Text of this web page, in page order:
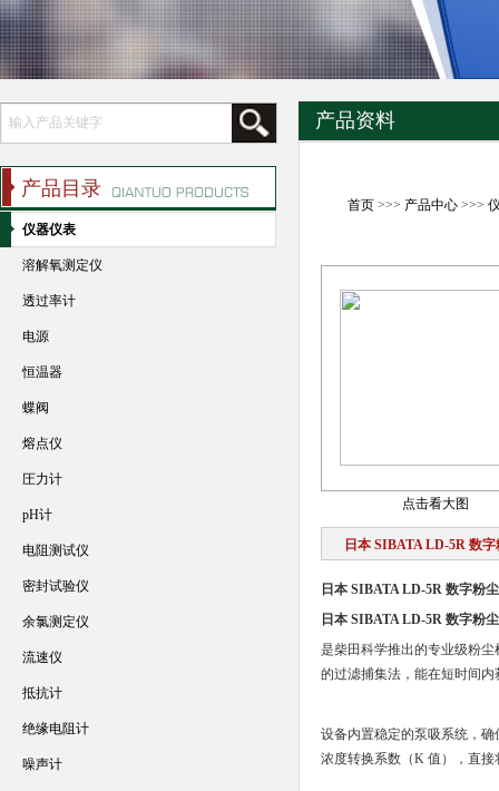
产品资料
首页>>> 产品中心>>>
点击看大图
日本 SIBATA LD-5R 数字
日本 SIBATA LD-5R 数字粉
日本 SIBATA LD-5R 数字粉
是柴田科学推出的专业级粉
的过滤捕集法，能在短时间
设备内置稳定的泵吸系统，
浓度转换系数（K 值），直接
产品目录
仪器仪表
溶解氧测定仪
透过率计
电源
恒温器
蝶阀
熔点仪
圧力计
pH计
电阻测试仪
密封试验仪
余氯测定仪
流速仪
抵抗计
绝缘电阻计
噪声计